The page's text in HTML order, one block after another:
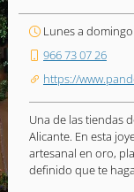
Lunes a
966 73 07 26
https://
Una de las tiendas
Alicante. En esta
artesanal en oro,
definido que te